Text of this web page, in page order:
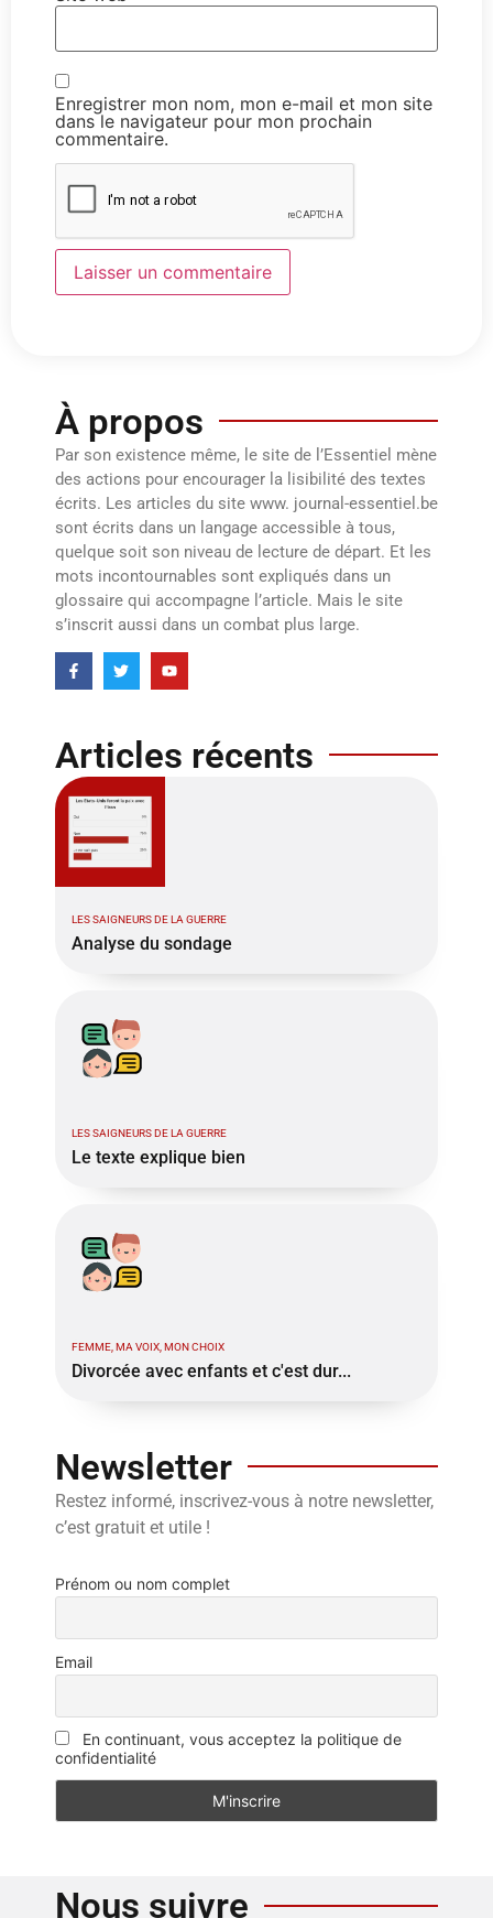
Enregistrer mon nom, mon e-mail et mon site
dans le navigateur pour mon prochain
commentaire.
À propos
Par son existence même, le site de l’Essentiel mène
des actions pour encourager la lisibilité des textes
écrits. Les articles du site www. journal-essentiel.be
sont écrits dans un langage accessible à tous,
quelque soit son niveau de lecture de départ. Et les
mots incontournables sont expliqués dans un
glossaire qui accompagne l’article. Mais le site
s’inscrit aussi dans un combat plus large.
Articles récents
LES SAIGNEURS DE LA GUERRE
Analyse du sondage
LES SAIGNEURS DE LA GUERRE
Le texte explique bien
FEMME, MA VOIX, MON CHOIX
Divorcée avec enfants et c'est dur...
Newsletter
Restez informé, inscrivez-vous à notre newsletter,
c’est gratuit et utile !
Prénom ou nom complet
Email
En continuant, vous acceptez la politique de
confidentialité
Nous suivre